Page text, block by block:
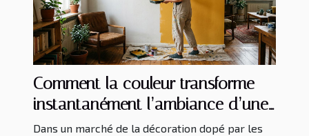
Comment la couleur transforme
instantanément l’ambiance d’une
pièce
Dans un marché de la décoration dopé par les